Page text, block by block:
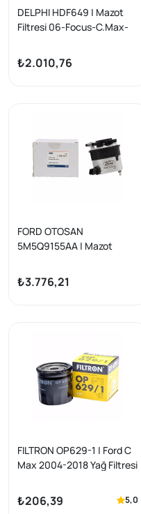
DELPHI HDF649 | Mazot
Filtresi 06-Focus-C.Max-
(Demir)
₺2.010,76
FORD OTOSAN
5M5Q9155AA | Mazot
Focus 1.6 TDCI 04-
₺3.776,21
FILTRON OP629-1 | Ford C
Max 2004-2018 Yağ Filtresi
Fiesta
₺206,39 5,0